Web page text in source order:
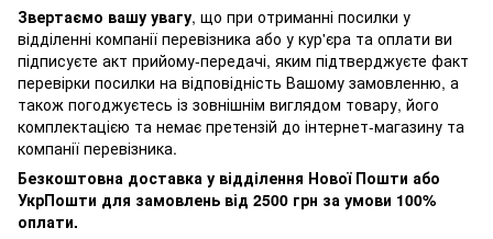
Звертаємо вашу увагу, що при отриманні посилки у
відділенні компанії перевізника або у кур'єра та оплати ви
підписуєте акт прийому-передачі, яким підтверджуєте факт
перевірки посилки на відповідність Вашому замовленню, а
також погоджуєтесь із зовнішнім виглядом товару, його
комплектацією та немає претензій до інтернет-магазину та
компанії перевізника.
Безкоштовна доставка у відділення Нової Пошти або
УкрПошти для замовлень від 2500 грн за умови 100%
оплати.